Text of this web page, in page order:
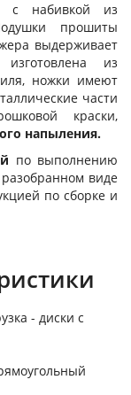
с набивкой из
прошиты
выдерживает
из
ножки имеют
части
краски,
напыления.
по выполнению
виде
по сборке и
- диски с